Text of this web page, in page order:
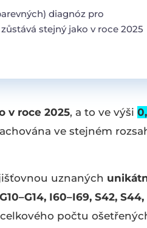
diagnóz pro
stejný jako v roce 2025
v roce 2025, a to ve výši
ve stejném
uznaných
G10–G14, I60–I69, S42,
počtu